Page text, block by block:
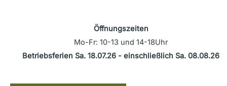
Öffnungszeiten
Mo-Fr: 10-13 und 14-18Uhr
Betriebsferien Sa. 18.07.26 - einschließlich Sa. 08.08.26